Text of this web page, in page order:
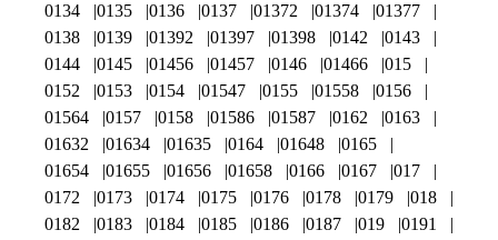
0134
0135 0136 0137 01372 01374
01377
0138
0139 01392 01397 01398 0142
0143
0144
0145 01456 01457 0146 01466
015
0152
0153 0154 01547 0155 01558
0156
01564
0157 0158 01586 01587 0162
0163
01632
01634 01635 0164 01648
0165
01654
01655 01656 01658 0166 0167
017
0172
0173 0174 0175 0176 0178 0179
018
0182
0183 0184 0185 0186 0187 019
0191